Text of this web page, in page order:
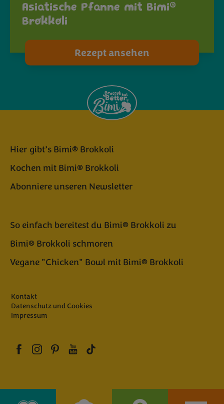
Asiatische Pfanne mit Bimi®
Brokkoli
Rezept ansehen
Hier gibt’s Bimi® Brokkoli
Kochen mit Bimi® Brokkoli
Abonniere unseren Newsletter
So einfach bereitest du Bimi® Brokkoli zu
Bimi® Brokkoli schmoren
Vegane "Chicken" Bowl mit Bimi® Brokkoli
Kontakt
Datenschutz und Cookies
Impressum